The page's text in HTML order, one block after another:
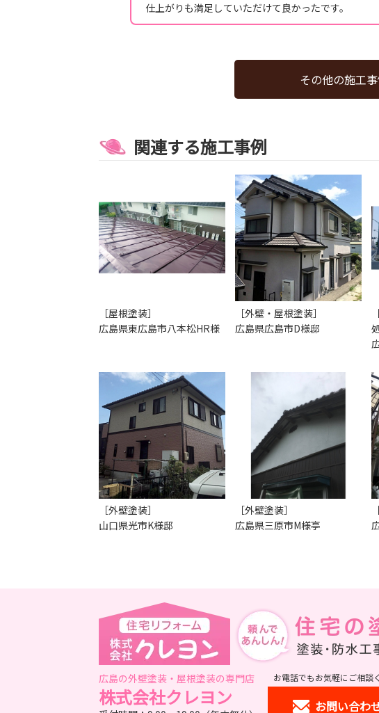
仕上がりも満足していただけて良かったです。
その他の施工
関連する施工事例
［屋根塗装］
広島県東広島市八本松HR様
［外壁・屋根塗装］
広島県広島市D様邸
［外壁塗装］
山口県光市K様邸
［外壁塗装］
広島県三原市M様亭
広島の外壁塗装・屋根塗装の専門店
株式会社クレヨン
お電話でもお気軽にご相談
お問い合わ